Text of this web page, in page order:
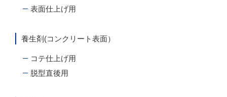
表面仕上げ用
養生剤(コンクリート表面）
コテ仕上げ用
脱型直後用